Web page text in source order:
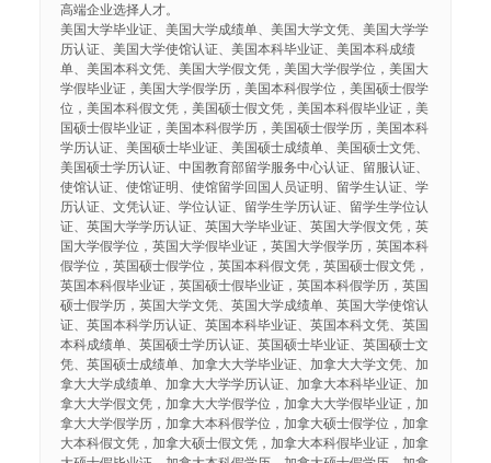
高端企业选择人才。
美国大学毕业证、美国大学成绩单、美国大学文凭、美国大学学
历认证、美国大学使馆认证、美国本科毕业证、美国本科成绩
单、美国本科文凭、美国大学假文凭，美国大学假学位，美国大
学假毕业证，美国大学假学历，美国本科假学位，美国硕士假学
位，美国本科假文凭，美国硕士假文凭，美国本科假毕业证，美
国硕士假毕业证，美国本科假学历，美国硕士假学历，美国本科
学历认证、美国硕士毕业证、美国硕士成绩单、美国硕士文凭、
美国硕士学历认证、中国教育部留学服务中心认证、留服认证、
使馆认证、使馆证明、使馆留学回国人员证明、留学生认证、学
历认证、文凭认证、学位认证、留学生学历认证、留学生学位认
证、英国大学学历认证、英国大学毕业证、英国大学假文凭，英
国大学假学位，英国大学假毕业证，英国大学假学历，英国本科
假学位，英国硕士假学位，英国本科假文凭，英国硕士假文凭，
英国本科假毕业证，英国硕士假毕业证，英国本科假学历，英国
硕士假学历，英国大学文凭、英国大学成绩单、英国大学使馆认
证、英国本科学历认证、英国本科毕业证、英国本科文凭、英国
本科成绩单、英国硕士学历认证、英国硕士毕业证、英国硕士文
凭、英国硕士成绩单、加拿大大学毕业证、加拿大大学文凭、加
拿大大学成绩单、加拿大大学学历认证、加拿大本科毕业证、加
拿大大学假文凭，加拿大大学假学位，加拿大大学假毕业证，加
拿大大学假学历，加拿大本科假学位，加拿大硕士假学位，加拿
大本科假文凭，加拿大硕士假文凭，加拿大本科假毕业证，加拿